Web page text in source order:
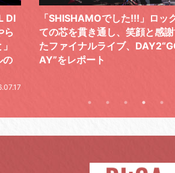
DI
ら
の
「SHISHAMOでした!!!」ロッ
ての芯を貫き通し、笑顔と感
たファイナルライブ、
AY”をレポート